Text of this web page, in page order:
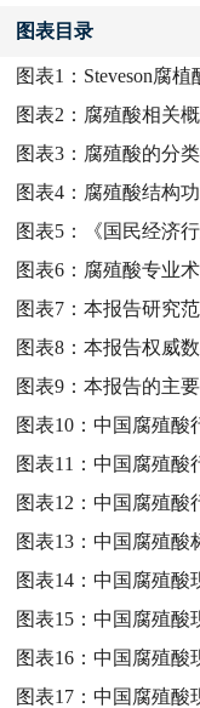
图表目录
图表1： Steveson腐植
图表2： 腐殖酸相关
图表3： 腐殖酸的分类
图表4： 腐殖酸结构
图表5：
《国民经济
图表6： 腐殖酸专业
图表7：本报告研究
图表8：本报告权威
图表9：本报告的主
图表10：中国腐殖酸
图表11：中国腐殖酸
图表12：中国腐殖酸
图表13：中国腐殖酸
图表14：中国腐殖酸
图表15：中国腐殖酸
图表16：中国腐殖酸
图表17：中国腐殖酸